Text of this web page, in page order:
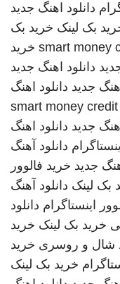
دانلود اهنگ جدید
بک لینک خرید بک
smart money خرید
دانلود اهنگ جدید
جدید دانلود اهنگ
smart money credit
جدید دانلود اهنگ
دانلود آهنگ
جدید خرید فالوور
بک لینک دانلود آهنگ
اینستاگرام دانلود
خرید بک لینک خرید
شال و روسری خرید
خرید بک لینک